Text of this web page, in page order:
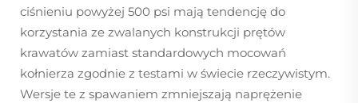
ciśnieniu powyżej 500 psi mają tendencję do
korzystania ze zwalanych konstrukcji prętów
krawatów zamiast standardowych mocowań
kołnierza zgodnie z testami w świecie rzeczywistym.
Wersje te z spawaniem zmniejszają naprężenie